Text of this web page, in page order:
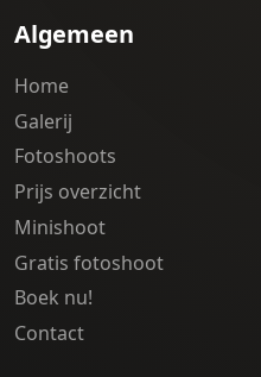
Algemeen
Home
Galerij
Fotoshoots
Prijs overzicht
Minishoot
Gratis fotoshoot
Boek nu!
Contact